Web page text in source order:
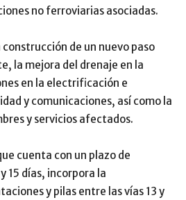
no ferroviarias asociadas.
de un nuevo paso
la mejora del drenaje en la
en la electrificación e
y comunicaciones, así como la
y servicios afectados.
cuenta con un plazo de
15 días, incorpora la
y pilas entre las vías 13 y